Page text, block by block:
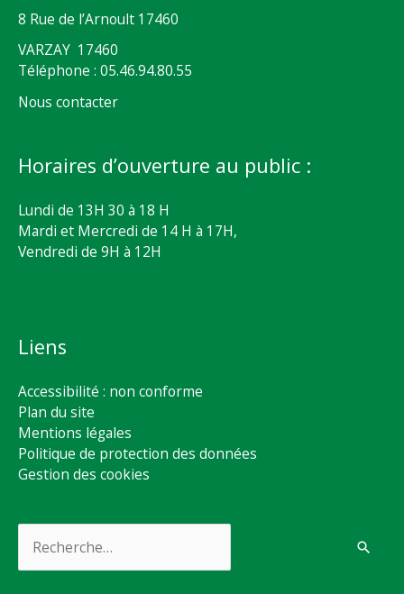
8 Rue de l’Arnoult 17460
VARZAY 17460
Téléphone : 05.46.94.80.55
Nous contacter
Horaires d’ouverture au public :
Lundi de 13H 30 à 18 H
Mardi et Mercredi de 14 H à 17H,
Vendredi de 9H à 12H
Liens
Accessibilité : non conforme
Plan du site
Mentions légales
Politique de protection des données
Gestion des cookies